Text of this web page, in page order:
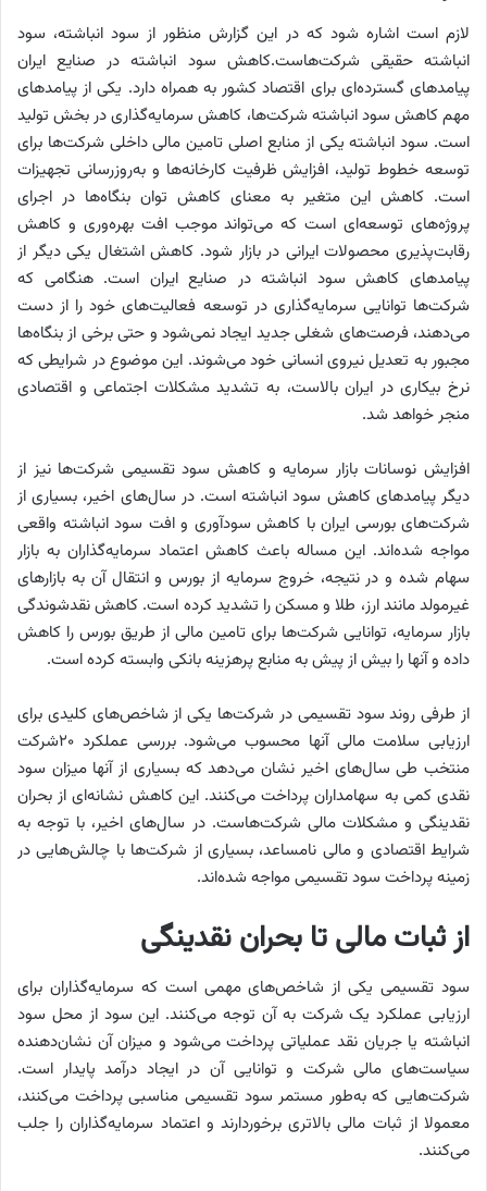
لازم است اشاره شود که در این گزارش منظور از سود انباشته، سود
انباشته حقیقی شرکت‌هاست.کاهش سود انباشته در صنایع ایران
پیامدهای گسترده‌‌‌ای برای اقتصاد کشور به همراه دارد. یکی از پیامدهای
مهم کاهش سود انباشته شرکت‌ها، کاهش سرمایه‌گذاری در بخش تولید
است. سود انباشته یکی از ‌‌منابع اصلی تامین مالی داخلی شرکت‌ها برای
توسعه خطوط تولید، افزایش ظرفیت کارخانه‌‌‌ها و به‌‌‌روزرسانی تجهیزات
است. کاهش این متغیر به معنای کاهش توان بنگاه‌‌‌ها در اجرای
پروژه‌‌‌های توسعه‌‌‌ای است که می‌‌‌تواند موجب افت بهره‌‌‌وری و کاهش
رقابت‌‌‌پذیری محصولات ایرانی در بازار شود. کاهش اشتغال یکی دیگر از
پیامدهای کاهش سود انباشته در صنایع ایران است. هنگامی که
شرکت‌ها توانایی سرمایه‌گذاری در توسعه فعالیت‌‌‌های خود را از دست
می‌دهند، فرصت‌‌‌های شغلی جدید ایجاد نمی‌شود و حتی برخی از بنگاه‌‌‌ها
مجبور به تعدیل نیروی انسانی خود می‌‌‌شوند. این موضوع در شرایطی که
نرخ بیکاری در ایران بالاست، به تشدید مشکلات اجتماعی و اقتصادی
منجر خواهد شد.
افزایش نوسانات بازار سرمایه و کاهش سود تقسیمی شرکت‌ها نیز از
دیگر پیامدهای کاهش سود انباشته است. در سال‌های اخیر، بسیاری از
شرکت‌های بورسی ایران با کاهش سودآوری و افت سود انباشته واقعی
مواجه شده‌‌‌اند. این مساله باعث کاهش اعتماد سرمایه‌گذاران به بازار
سهام شده و در نتیجه، خروج سرمایه از بورس و انتقال آن به بازارهای
غیرمولد مانند ارز، طلا و مسکن را تشدید کرده است. کاهش نقدشوندگی
بازار سرمایه، توانایی شرکت‌ها برای تامین مالی از طریق بورس را کاهش
داده و آنها را بیش از پیش به منابع پرهزینه بانکی وابسته کرده است.
از طرفی روند سود تقسیمی در شرکت‌ها یکی از شاخص‌‌‌های کلیدی برای
ارزیابی سلامت مالی آنها محسوب می‌شود. بررسی عملکرد ۲۰شرکت
منتخب طی سال‌های اخیر نشان می‌دهد که بسیاری از آنها میزان سود
نقدی کمی به سهامداران پرداخت می‌کنند. این کاهش نشانه‌‌‌ای از بحران
نقدینگی و مشکلات مالی شرکت‌هاست. در سال‌های اخیر، با توجه به
شرایط اقتصادی و مالی نامساعد، بسیاری از شرکت‌ها با چالش‌‌‌هایی در
زمینه پرداخت سود تقسیمی مواجه شده‌‌‌اند.
از ثبات مالی تا بحران نقدینگی
سود تقسیمی یکی از شاخص‌‌‌های مهمی است که سرمایه‌گذاران برای
ارزیابی عملکرد یک شرکت به آن توجه می‌کنند. این سود از محل سود
انباشته یا جریان نقد عملیاتی پرداخت می‌شود و میزان آن نشان‌‌‌دهنده
سیاست‌‌‌های مالی شرکت و توانایی آن در ایجاد درآمد پایدار است.
شرکت‌هایی که به‌‌‌طور مستمر سود تقسیمی مناسبی پرداخت می‌کنند،
معمولا از ثبات مالی بالاتری برخوردارند و اعتماد سرمایه‌گذاران را جلب
می‌کنند.